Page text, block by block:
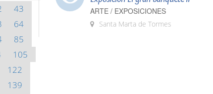
43
64
85
105
122
139
ARTE / EXPOSICIONES
Santa Marta de Tormes